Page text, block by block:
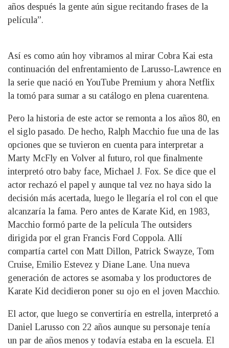
años después la gente aún sigue recitando frases de la
película”.
Así es como aún hoy vibramos al mirar Cobra Kai esta
continuación del enfrentamiento de Larusso-Lawrence en
la serie que nació en YouTube Premium y ahora Netflix
la tomó para sumar a su catálogo en plena cuarentena.
Pero la historia de este actor se remonta a los años 80, en
el siglo pasado. De hecho, Ralph Macchio fue una de las
opciones que se tuvieron en cuenta para interpretar a
Marty McFly en Volver al futuro, rol que finalmente
interpretó otro baby face, Michael J. Fox. Se dice que el
actor rechazó el papel y aunque tal vez no haya sido la
decisión más acertada, luego le llegaría el rol con el que
alcanzaría la fama. Pero antes de Karate Kid, en 1983,
Macchio formó parte de la película The outsiders
dirigida por el gran Francis Ford Coppola. Allí
compartía cartel con Matt Dillon, Patrick Swayze, Tom
Cruise, Emilio Estevez y Diane Lane. Una nueva
generación de actores se asomaba y los productores de
Karate Kid decidieron poner su ojo en el joven Macchio.
El actor, que luego se convertiría en estrella, interpretó a
Daniel Larusso con 22 años aunque su personaje tenía
un par de años menos y todavía estaba en la escuela. El